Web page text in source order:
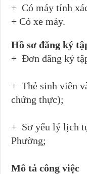
+ Có máy tính
+ Có xe máy.
Hồ sơ đăng ký
+ Đơn đăng ký
+ Thẻ sinh viên
chứng thực);
+ Sơ yếu lý lịch
Phường;
Mô tả công việc